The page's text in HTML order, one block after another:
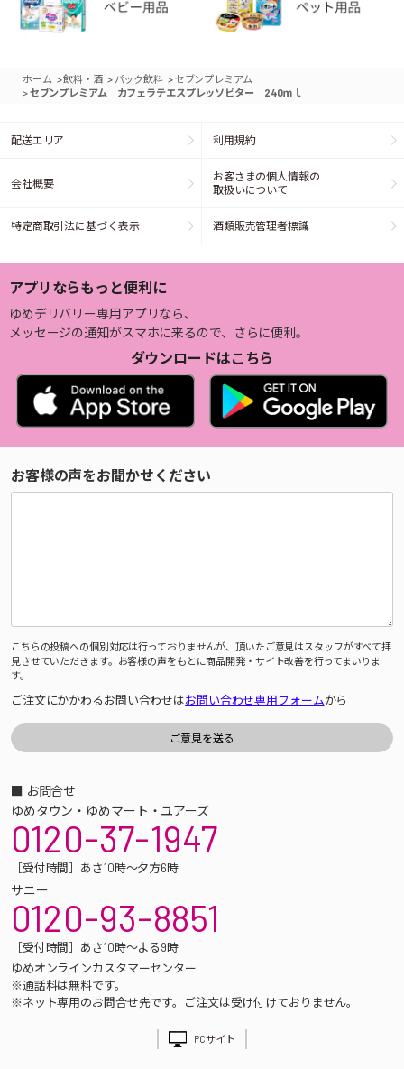
ホーム >飲料・酒 > パック飲料 >セブンプレミアム
>セブンプレミアム カフェラテエスプレッソビター 240ｍｌ
配送エリア 利用規約
会社概要
お客さまの個人情報の
取扱いについて
特定商取引法に基づく表示 酒類販売管理者標識
アプリならもっと便利に
ゆめデリバリー専用アプリなら、
メッセージの通知がスマホに来るので、さらに便利。
ダウンロードはこちら
お客様の声をお聞かせください
こちらの投稿への個別対応は行っておりませんが、頂いたご意見はスタッフがすべて拝
見させていただきます。お客様の声をもとに商品開発・サイト改善を行ってまいりま
す。
ご注文にかかわるお問い合わせはお問い合わせ専用フォームから
■ お問合せ
ゆめタウン・ゆめマート・ユアーズ
0120-37-1947
［受付時間］あさ10時～夕方6時
サニー
0120-93-8851
［受付時間］あさ10時～よる9時
ゆめオンラインカスタマーセンター
※通話料は無料です。
※ネット専用のお問合せ先です。ご注文は受け付けておりません。
PCサイト